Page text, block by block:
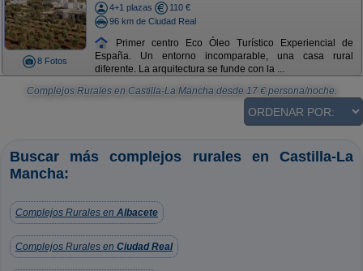
8 Fotos
4+1 plazas
110 €
96 km de Ciudad Real
Primer centro Eco Óleo Turístico Experiencial de
España. Un entorno incomparable, una casa rural
diferente. La arquitectura se funde con la ...
Complejos Rurales en Castilla-La Mancha desde 17€ persona/noche.
Buscar más complejos rurales en Castilla-La
Mancha:
Complejos Rurales en Albacete
Complejos Rurales en Ciudad Real